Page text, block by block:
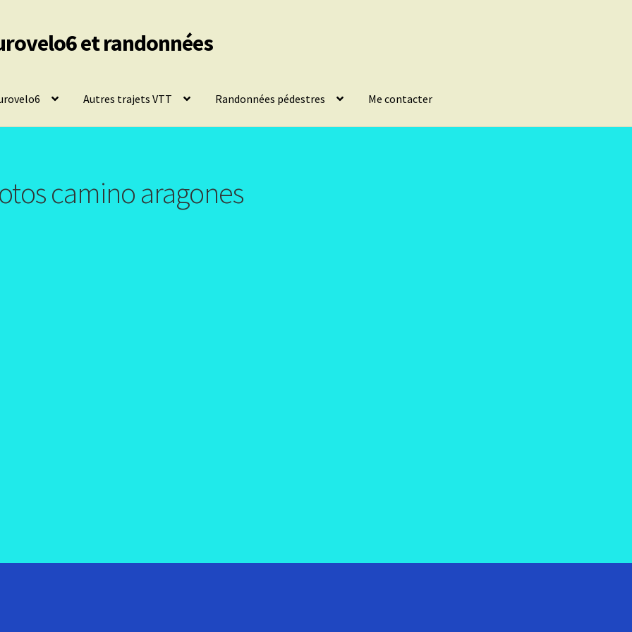
et randonnées
Autres trajets VTT Randonnées pédestres Me contacter
camino aragones